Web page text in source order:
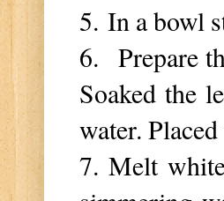
5. In a bowl
6. Prepare
Soaked the
water.
7. Melt